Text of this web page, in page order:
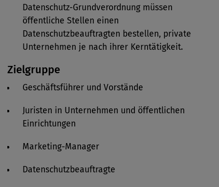
Datenschutz-Grundverordnung müssen
öffentliche Stellen einen
Datenschutzbeauftragten bestellen, private
Unternehmen je nach ihrer Kerntätigkeit.
Zielgruppe
Geschäftsführer und Vorstände
Juristen in Unternehmen und öffentlichen
Einrichtungen
Marketing-Manager
Datenschutzbeauftragte